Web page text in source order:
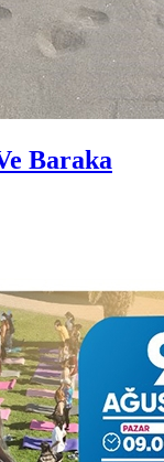
Baraka